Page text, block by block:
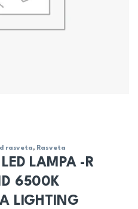
rasveta, Rasveta
LAMPA -R
6500K
LIGHTING